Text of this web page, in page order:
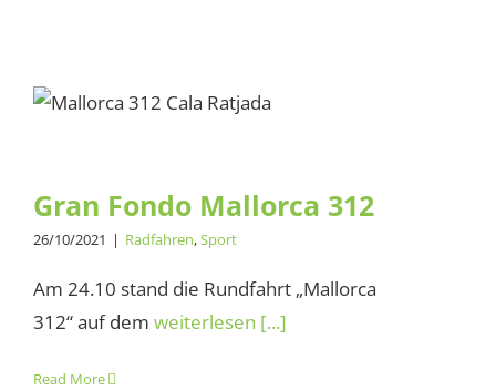
Gran Fondo Mallorca 312
Gran Fondo Mallorca 312
26/10/2021 | Radfahren,Sport
Am 24.10 stand die Rundfahrt „Mallorca
312“ auf dem weiterlesen [...]
Read More